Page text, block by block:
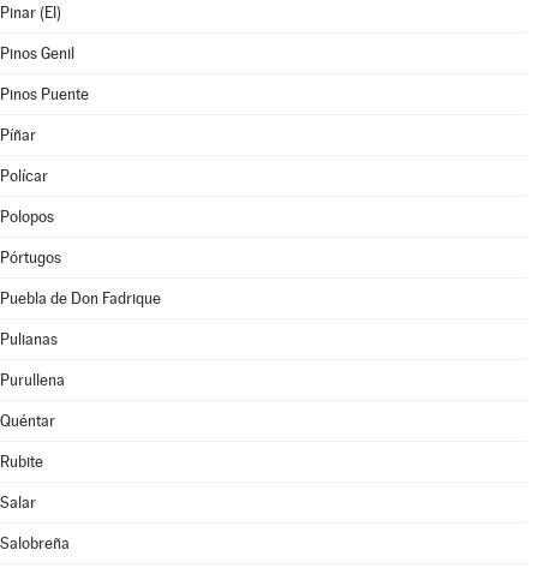
Pinar (El)
Pinos Genil
Pinos Puente
Píñar
Polícar
Polopos
Pórtugos
Puebla de Don Fadrique
Pulianas
Purullena
Quéntar
Rubite
Salar
Salobreña